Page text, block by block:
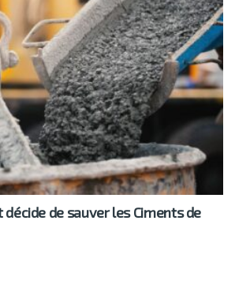
de sauver les Ciments de